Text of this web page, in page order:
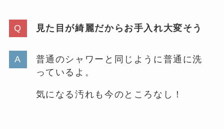
見た目が綺麗だからお手入れ大変そう
普通のシャワーと同じように普通に洗
っているよ。
気になる汚れも今のところなし！